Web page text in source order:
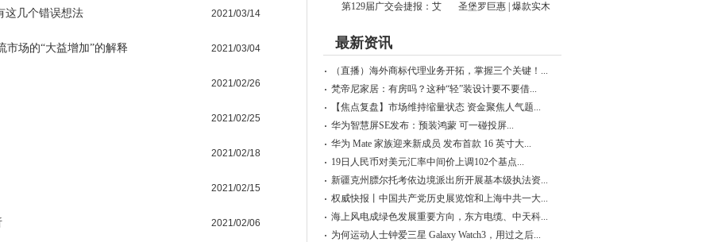
这几个错误想法 2021/03/14
市场的“大益增加”的解释 2021/03/04
2021/02/26
2021/02/25
2021/02/18
2021/02/15
2021/02/06
第129届广交会捷报：艾 圣堡罗巨惠 | 爆款实木
最新资讯
（直播）海外商标代理业务开拓，掌握三个关键！...
梵帝尼家居：有房吗？这种“轻”装设计要不要借...
【焦点复盘】市场维持缩量状态 资金聚焦人气题...
华为智慧屏SE发布：预装鸿蒙 可一碰投屏...
华为 Mate 家族迎来新成员 发布首款 16 英寸大...
19日人民币对美元汇率中间价上调102个基点...
新疆克州膘尔托考依边境派出所开展基本级执法资...
权威快报丨中国共产党历史展览馆和上海中共一大...
海上风电成绿色发展重要方向，东方电缆、中天科...
为何运动人士钟爱三星 Galaxy Watch3，用过之后...